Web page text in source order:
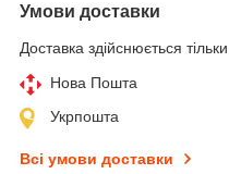
Умови доставки
Доставка здійснюється
Нова Пошта
Укрпошта
Всі умови доставки